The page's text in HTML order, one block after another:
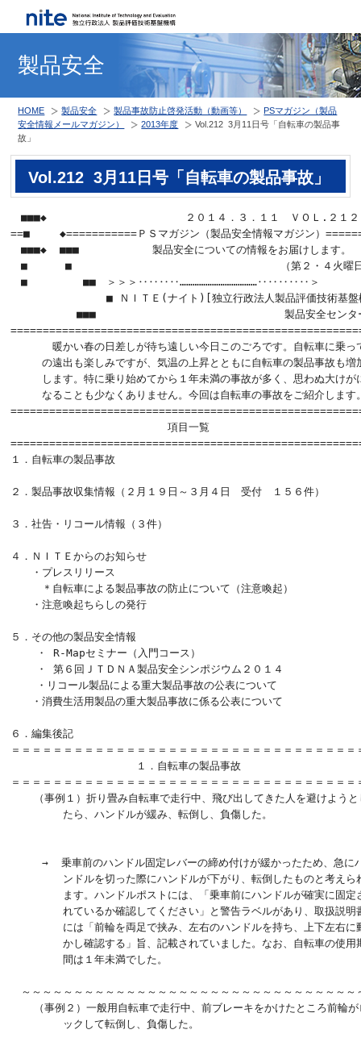
製品安全
HOME 製品安全 製品事故防止啓発活動（動画等）
PSマガジン（製品
安全情報メールマガジン）
2013年度
Vol.212 3月11日号「自転車の製品事
故」
Vol.212 3月11日号「自転車の製品事故」
■■■◆  　　　　　　　　　　　　２０１４．３．１１　ＶＯＬ.２１２
==■   　◆===========ＰＳマガジン（製品安全情報マガジン）
■■■◆  ■■■　　　　　　　製品安全についての情報をお届けします。
■　　　 ■　          　　　　　　           （第２・４火曜日
■　       ■■　＞＞＞‥‥‥‥………………………………‥‥‥‥‥＞
■ ＮＩＴＥ(ナイト)[独立行政法人製品評価技術基盤
■■■　　　　　　　　　　　　　　　　　　製品安全センタ
暖かい春の日差しが待ち遠しい今日このごろです。自転車に乗っ
の遠出も楽しみですが、気温の上昇とともに自転車の製品事故も増
します。特に乗り始めてから１年未満の事故が多く、思わぬ大けが
なることも少なくありません。今回は自転車の事故をご紹介します
項目一覧
１．自転車の製品事故
２．製品事故収集情報（２月１９日～３月４日　受付　１５６件）
３．社告・リコール情報（３件）
４．ＮＩＴＥからのお知らせ
・プレスリリース
＊自転車による製品事故の防止について（注意喚起）
・注意喚起ちらしの発行
５．その他の製品安全情報
    ・ R-Mapセミナー（入門コース）
    ・ 第６回ＪＴＤＮＡ製品安全シンポジウム２０１４
    ・リコール製品による重大製品事故の公表について
・消費生活用製品の重大製品事故に係る公表について
６．編集後記
＝＝＝＝＝＝＝＝＝＝＝＝＝＝＝＝＝＝＝＝＝＝＝＝＝＝＝＝＝＝＝＝＝
１．自転車の製品事故
＝＝＝＝＝＝＝＝＝＝＝＝＝＝＝＝＝＝＝＝＝＝＝＝＝＝＝＝＝＝＝＝＝
（事例１）折り畳み自転車で走行中、飛び出してきた人を避けようと
たら、ハンドルが緩み、転倒し、負傷した。
→  乗車前のハンドル固定レバーの締め付けが緩かったため、急に
ンドルを切った際にハンドルが下がり、転倒したものと考えら
ます。ハンドルポストには、「乗車前にハンドルが確実に固定
れているか確認してください」と警告ラベルがあり、取扱説明
には「前輪を両足で挟み、左右のハンドルを持ち、上下左右に
かし確認する」旨、記載されていました。なお、自転車の使用
間は１年未満でした。
～～～～～～～～～～～～～～～～～～～～～～～～～～～～～～～～
（事例２）一般用自転車で走行中、前ブレーキをかけたところ前輪が
ックして転倒し、負傷した。